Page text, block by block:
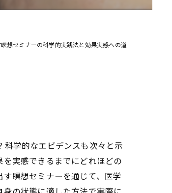
想セミナーの科学的実践法と効果実感への道
学的なエビデンスも次々と示
実感できるまでにどれほどの
瞑想セミナーを通じて、医学